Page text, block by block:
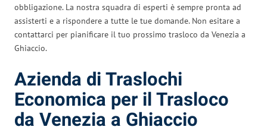
obbligazione. La nostra squadra di esperti è sempre pronta ad
assisterti e a rispondere a tutte le tue domande. Non esitare a
contattarci per pianificare il tuo prossimo trasloco da Venezia a
Ghiaccio.
Azienda di Traslochi
Economica per il Trasloco
da Venezia a Ghiaccio